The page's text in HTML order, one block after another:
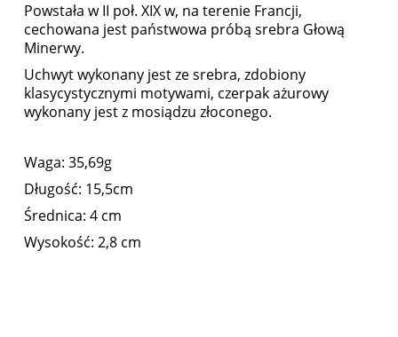
Powstała w II poł. XIX w, na terenie Francji,
cechowana jest państwowa próbą srebra Głową
Minerwy.
Uchwyt wykonany jest ze srebra, zdobiony
klasycystycznymi motywami, czerpak ażurowy
wykonany jest z mosiądzu złoconego.
Waga: 35,69g
Długość: 15,5cm
Średnica: 4 cm
Wysokość: 2,8 cm